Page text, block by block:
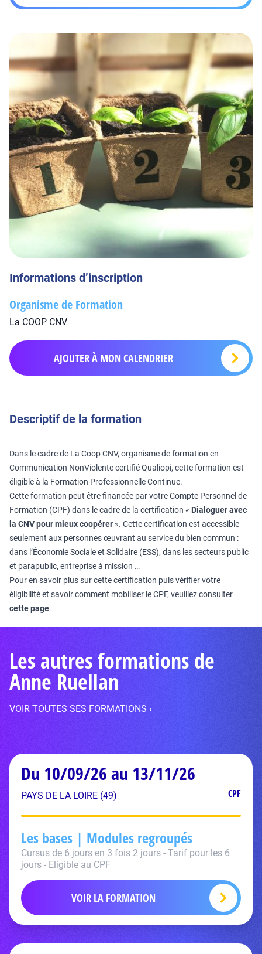
Informations d’inscription
Organisme de Formation
La COOP CNV
AJOUTER À MON CALENDRIER
Descriptif de la formation
Dans le cadre de La Coop CNV, organisme de formation en
Communication NonViolente certifié Qualiopi, cette formation est
éligible à la Formation Professionnelle Continue.
Cette formation peut être financée par votre Compte Personnel de
Formation (CPF) dans le cadre de la certification « Dialoguer avec
la CNV pour mieux coopérer ». Cette certification est accessible
seulement aux personnes œuvrant au service du bien commun :
dans l’Économie Sociale et Solidaire (ESS), dans les secteurs public
et parapublic, entreprise à mission …
Pour en savoir plus sur cette certification puis vérifier votre
éligibilité et savoir comment mobiliser le CPF, veuillez consulter
cette page.
Les autres formations de
Anne Ruellan
VOIR TOUTES SES FORMATIONS ›
Du 10/09/26 au 13/11/26
PAYS DE LA LOIRE (49) CPF
Les bases | Modules regroupés
Cursus de 6 jours en 3 fois 2 jours - Tarif pour les 6
jours - Eligible au CPF
VOIR LA FORMATION